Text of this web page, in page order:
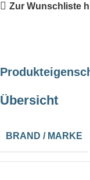
Zur Wunschliste
Übersicht
BRAND / MARKE